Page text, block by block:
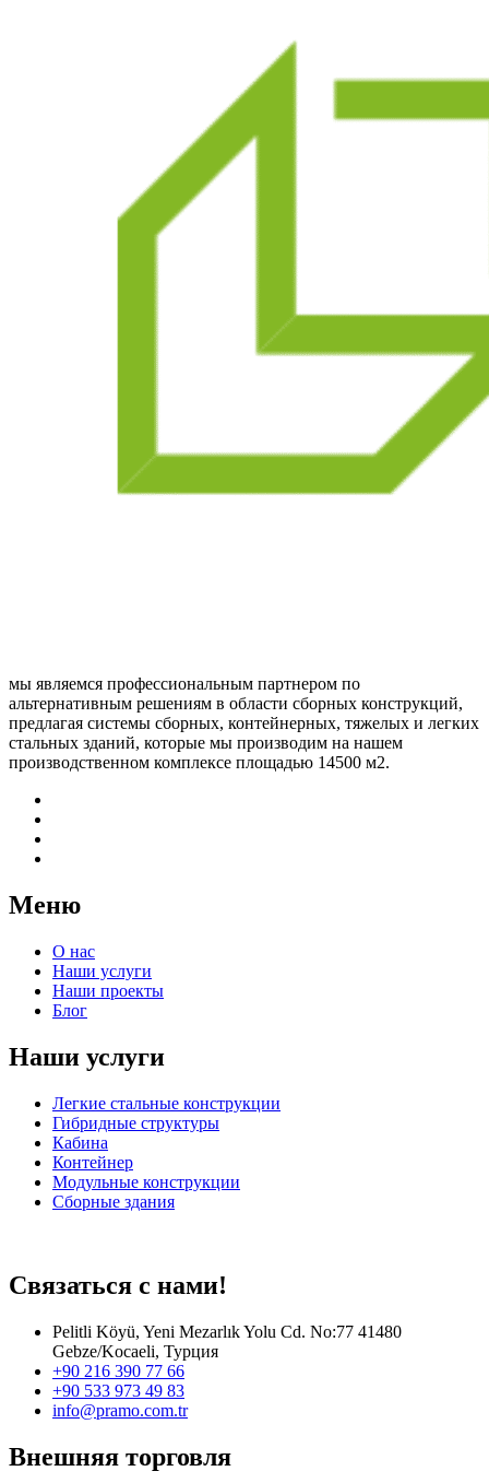
мы являемся профессиональным партнером по
альтернативным решениям в области сборных конструкций,
предлагая системы сборных, контейнерных, тяжелых и легких
стальных зданий, которые мы производим на нашем
производственном комплексе площадью 14500 м2.
Меню
О нас
Наши услуги
Наши проекты
Блог
Наши услуги
Легкие стальные конструкции
Гибридные структуры
Кабина
Контейнер
Модульные конструкции
Сборные здания
Связаться с нами!
Pelitli Köyü, Yeni Mezarlık Yolu Cd. No:77 41480
Gebze/Kocaeli, Турция
+90 216 390 77 66
+90 533 973 49 83
info@pramo.com.tr
Внешняя торговля